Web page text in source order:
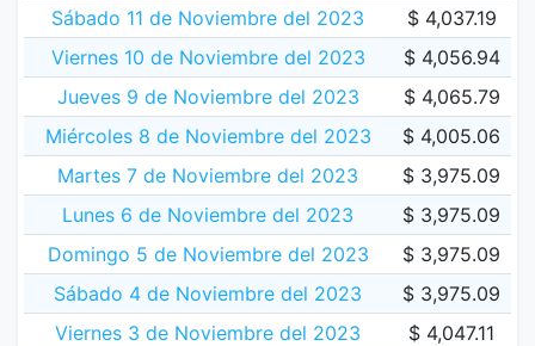
Sábado 11 de Noviembre del 2023
$ 4,037.19
Viernes 10 de Noviembre del 2023
$ 4,056.94
Jueves 9 de Noviembre del 2023
$ 4,065.79
Miércoles 8 de Noviembre del 2023
$ 4,005.06
Martes 7 de Noviembre del 2023
$ 3,975.09
Lunes 6 de Noviembre del 2023
$ 3,975.09
Domingo 5 de Noviembre del 2023
$ 3,975.09
Sábado 4 de Noviembre del 2023
$ 3,975.09
Viernes 3 de Noviembre del 2023
$ 4,047.11